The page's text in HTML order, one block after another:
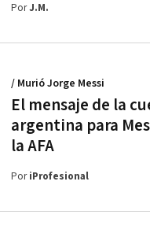
PorJ.M.
El mensaje de la
argentina para
la AFA
/ Murió Jorge Messi
PoriProfesional